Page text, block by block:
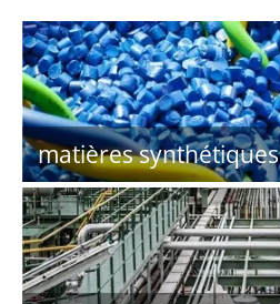
matières synthétiques